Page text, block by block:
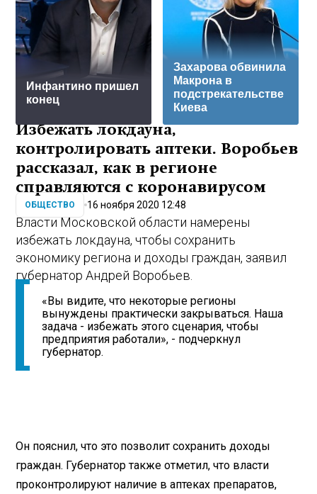
Инфантино пришел
конец
Захарова обвинила
Макрона в
подстрекательстве
Киева
Избежать локдауна,
контролировать аптеки. Воробьев
рассказал, как в регионе
справляются с коронавирусом
ОБЩЕСТВО 16 ноября 2020 12:48
Власти Московской области намерены
избежать локдауна, чтобы сохранить
экономику региона и доходы граждан, заявил
губернатор Андрей Воробьев.
«Вы видите, что некоторые регионы
вынуждены практически закрываться. Наша
задача - избежать этого сценария, чтобы
предприятия работали», - подчеркнул
губернатор.
Он пояснил, что это позволит сохранить доходы
граждан. Губернатор также отметил, что власти
проконтролируют наличие в аптеках препаратов,